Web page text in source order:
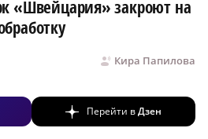
«Швейцария» закроют на
Кира Папилова
Перейти вДзен